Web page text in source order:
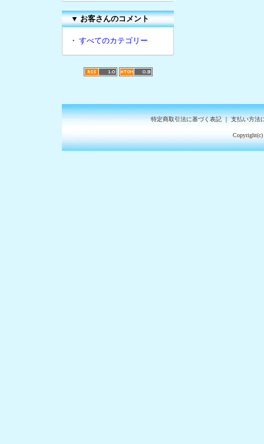
▼お客さんのコメント
・ すべてのカテゴリー
特定商取引法に基づく表記｜支払い方法